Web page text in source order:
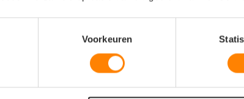
Voorkeuren
away functie)
rebranding)